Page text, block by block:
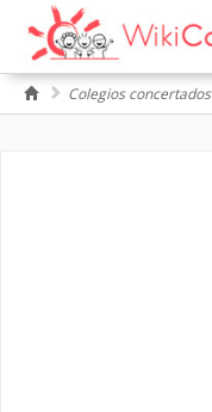
Colegios concertados